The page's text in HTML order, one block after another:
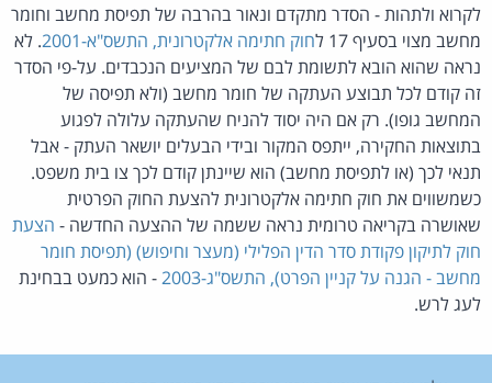
לקרוא ולתהות - הסדר מתקדם ונאור בהרבה של תפיסת מחשב וחומר
מחשב מצוי בסעיף 17 ל
חוק חתימה אלקטרונית, התשס"א-2001
. לא
נראה שהוא הובא לתשומת לבם של המציעים הנכבדים. על-פי הסדר
זה קודם לכל תבוצע העתקה של חומר מחשב (ולא תפיסה של
המחשב גופו). רק אם היה יסוד להניח שהעתקה עלולה לפגוע
בתוצאות החקירה, ייתפס המקור ובידי הבעלים יושאר העתק - אבל
תנאי לכך (או לתפיסת מחשב) הוא שיינתן קודם לכך צו בית משפט.
כשמשווים את חוק חתימה אלקטרונית להצעת החוק הפרטית
שאושרה בקריאה טרומית נראה ששמה של ההצעה החדשה - הצעת
חוק לתיקון פקודת סדר הדין הפלילי (מעצר וחיפוש) (תפיסת חומר
מחשב - הגנה על קניין הפרט), התשס"ג-2003
- הוא כמעט בבחינת
לעג לרש.